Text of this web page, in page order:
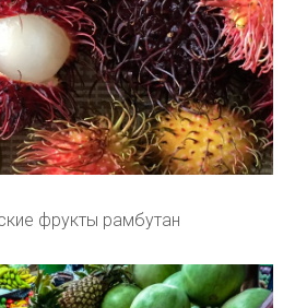
фрукты рамбутан